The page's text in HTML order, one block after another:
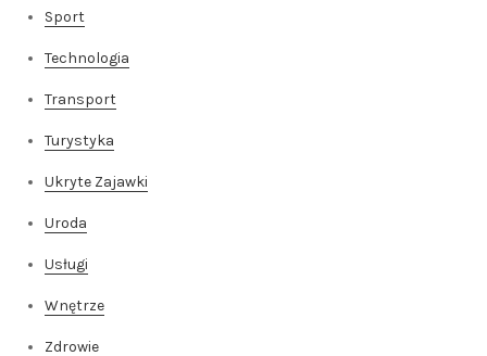
Sport
Technologia
Transport
Turystyka
Ukryte Zajawki
Uroda
Usługi
Wnętrze
Zdrowie